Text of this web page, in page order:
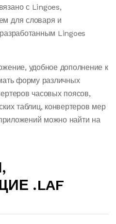
с Lingoes,
для словаря и
Lingoes
удобное дополнение к
форму различных
часовых поясов,
таблиц, конвертеров мер
можно найти на
.LAF